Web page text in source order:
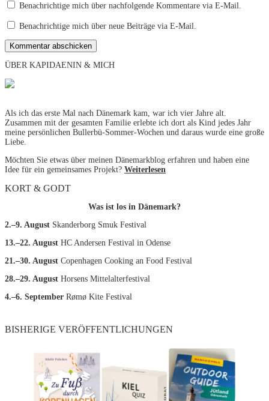
Benachrichtige mich über nachfolgende Kommentare via E-Mail.
Benachrichtige mich über neue Beiträge via E-Mail.
ÜBER KAPIDAENIN & MICH
Als ich das erste Mal nach Dänemark kam, war ich vier Jahre alt.
Zusammen mit der gesamten Familie erlebte ich dort als Kind jedes Jahr
meine persönlichen Bullerbü-Sommer-Wochen und daraus wurde eine große
Liebe.
Möchten Sie etwas über meinen Dänemarkblog erfahren und haben eine
Idee für ein gemeinsames Projekt? Weiterlesen
KORT & GODT
Was ist los in Dänemark?
2.–9. August Skanderborg Smuk Festival
13.–22. August HC Andersen Festival in Odense
21.–30. August Copenhagen Cooking an Food Festival
28.–29. August Horsens Mittelalterfestival
4.–6. September Rømø Kite Festival
BISHERIGE VERÖFFENTLICHUNGEN